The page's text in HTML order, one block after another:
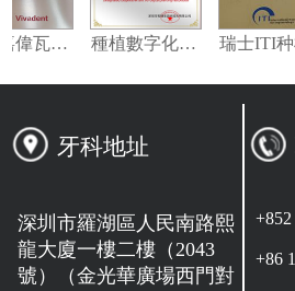
牙科地址
深圳市羅湖區人民南路熙
龍大廈一樓二樓（2043
號）（金光華廣場西門對
+852
+86